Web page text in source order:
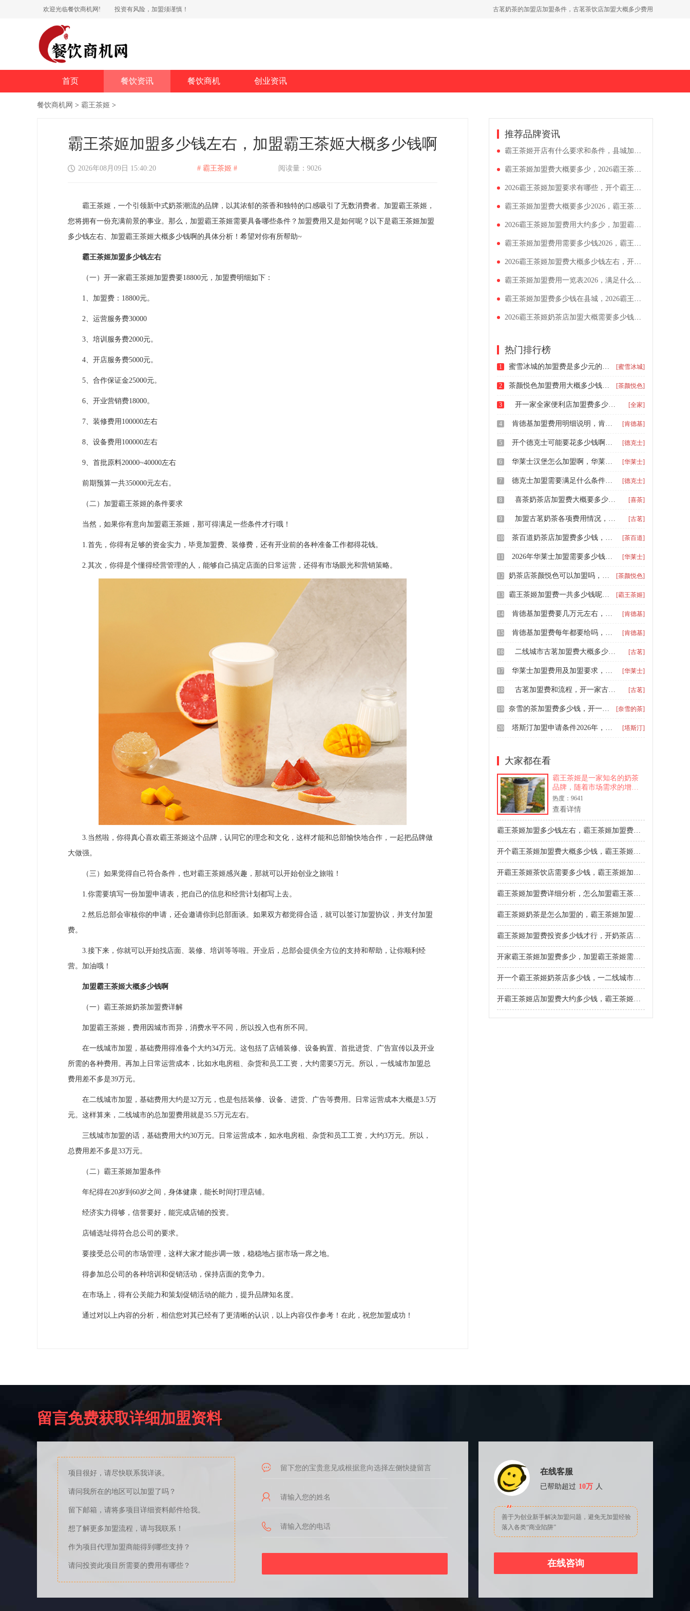
欢迎光临餐饮商机网! 投资有风险，加盟须谨慎！ 古茗奶茶的加盟店加盟条件，古茗茶饮店加盟大概多少费用
首页 餐饮资讯 餐饮商机 创业资讯
餐饮商机网 > 霸王茶姬 >
霸王茶姬加盟多少钱左右，加盟霸王茶姬大概多少钱啊
2026年08月09日 15:40:20 # 霸王茶姬 # 阅读量：9026
霸王茶姬，一个引领新中式奶茶潮流的品牌，以其浓郁的茶香和独特的口感吸引了无数消费者。加盟霸王茶姬，
您将拥有一份充满前景的事业。那么，加盟霸王茶姬需要具备哪些条件？加盟费用又是如何呢？以下是霸王茶姬加盟
多少钱左右、加盟霸王茶姬大概多少钱啊的具体分析！希望对你有所帮助~
霸王茶姬加盟多少钱左右
（一）开一家霸王茶姬加盟费要18800元，加盟费明细如下：
1、加盟费：18800元。
2、运营服务费30000
3、培训服务费2000元。
4、开店服务费5000元。
5、合作保证金25000元。
6、开业营销费18000。
7、装修费用100000左右
8、设备费用100000左右
9、首批原料20000~40000左右
前期预算一共350000元左右。
（二）加盟霸王茶姬的条件要求
当然，如果你有意向加盟霸王茶姬，那可得满足一些条件才行哦！
1.首先，你得有足够的资金实力，毕竟加盟费、装修费，还有开业前的各种准备工作都得花钱。
2.其次，你得是个懂得经营管理的人，能够自己搞定店面的日常运营，还得有市场眼光和营销策略。
3.当然啦，你得真心喜欢霸王茶姬这个品牌，认同它的理念和文化，这样才能和总部愉快地合作，一起把品牌做
大做强。
（三）如果觉得自己符合条件，也对霸王茶姬感兴趣，那就可以开始创业之旅啦！
1.你需要填写一份加盟申请表，把自己的信息和经营计划都写上去。
2.然后总部会审核你的申请，还会邀请你到总部面谈。如果双方都觉得合适，就可以签订加盟协议，并支付加盟
费。
3.接下来，你就可以开始找店面、装修、培训等等啦。开业后，总部会提供全方位的支持和帮助，让你顺利经
营。加油哦！
加盟霸王茶姬大概多少钱啊
（一）霸王茶姬奶茶加盟费详解
加盟霸王茶姬，费用因城市而异，消费水平不同，所以投入也有所不同。
在一线城市加盟，基础费用得准备个大约34万元。这包括了店铺装修、设备购置、首批进货、广告宣传以及开业
所需的各种费用。再加上日常运营成本，比如水电房租、杂货和员工工资，大约需要5万元。所以，一线城市加盟总
费用差不多是39万元。
在二线城市加盟，基础费用大约是32万元，也是包括装修、设备、进货、广告等费用。日常运营成本大概是3.5万
元。这样算来，二线城市的总加盟费用就是35.5万元左右。
三线城市加盟的话，基础费用大约30万元。日常运营成本，如水电房租、杂货和员工工资，大约3万元。所以，
总费用差不多是33万元。
（二）霸王茶姬加盟条件
年纪得在20岁到60岁之间，身体健康，能长时间打理店铺。
经济实力得够，信誉要好，能完成店铺的投资。
店铺选址得符合总公司的要求。
要接受总公司的市场管理，这样大家才能步调一致，稳稳地占据市场一席之地。
得参加总公司的各种培训和促销活动，保持店面的竞争力。
在市场上，得有公关能力和策划促销活动的能力，提升品牌知名度。
通过对以上内容的分析，相信您对其已经有了更清晰的认识，以上内容仅作参考！在此，祝您加盟成功！
推荐品牌资讯
霸王茶姬开店有什么要求和条件，县城加盟霸王茶姬大概多少钱
霸王茶姬加盟费大概要多少，2026霸王茶姬加盟价目表怎么看
2026霸王茶姬加盟要求有哪些，开个霸王茶姬店铺需要多少资金
霸王茶姬加盟费大概要多少2026，霸王茶姬加盟条件及流程标准
2026霸王茶姬加盟费用大约多少，加盟霸王茶姬有哪些优势
霸王茶姬加盟费用需要多少钱2026，霸王茶姬开店成本费用详解
2026霸王茶姬加盟费大概多少钱左右，开一家奶茶店需要准备什么
霸王茶姬加盟费用一览表2026，满足什么要求可以开霸王茶姬店
霸王茶姬加盟费多少钱在县城，2026霸王茶姬加盟条件明细表
2026霸王茶姬奶茶店加盟大概需要多少钱，霸王茶姬四线城市加盟要多少钱
热门排行榜
1 蜜雪冰城的加盟费是多少元的，蜜雪冰城加盟流程及费用是多少 [蜜雪冰城]
2 茶颜悦色加盟费用大概多少钱啊，茶颜悦色开店加盟价格表 [茶颜悦色]
3 开一家全家便利店加盟费多少钱，全家便利店加盟费及加盟条件 [全家]
4 肯德基加盟费用明细说明，肯德基加盟条件详情 [肯德基]
5 开个德克士可能要花多少钱啊，2026德克士汉堡加盟详细流程一览 [德克士]
6 华莱士汉堡怎么加盟啊，华莱士汉堡炸鸡怎么加盟 [华莱士]
7 德克士加盟需要满足什么条件，德克士汉堡加盟费用要多少 [德克士]
8 喜茶奶茶店加盟费大概要多少，喜茶饮品加盟费用标准及条件 [喜茶]
9 加盟古茗奶茶各项费用情况，如何加盟一家古茗奶茶店 [古茗]
10 茶百道奶茶店加盟费多少钱，开一家茶百道奶茶要多少钱 [茶百道]
11 2026年华莱士加盟需要多少钱，华莱士汉堡加盟餐饮的优势是什么 [华莱士]
12 奶茶店茶颜悦色可以加盟吗，茶颜悦色加盟店需要哪些条件 [茶颜悦色]
13 霸王茶姬加盟费一共多少钱呢，县城加盟霸王茶姬大概多少钱 [霸王茶姬]
14 肯德基加盟费要几万元左右，小县城肯德基加盟费多少万元 [肯德基]
15 肯德基加盟费每年都要给吗，县城可以加盟肯德基多少钱 [肯德基]
16 二线城市古茗加盟费大概多少万元，古茗的加盟条件及费用是多少钱 [古茗]
17 华莱士加盟费用及加盟要求，加盟一家华莱士需要多少钱啊 [华莱士]
18 古茗加盟费和流程，开一家古茗是多少钱 [古茗]
19 奈雪的茶加盟费多少钱，开一家奈雪的茶加盟店多少钱 [奈雪的茶]
20 塔斯汀加盟申请条件2026年，开一间塔斯汀需要什么加盟条件 [塔斯汀]
大家都在看
霸王茶姬是一家知名的奶茶
品牌，随着市场需求的增
长，越来越多的创业者选择
加盟霸王茶姬来开设奶茶
店。随着霸王茶姬的门店遍
成为了众多投资者关注的焦
点。想要加盟这个热门品
牌，那么接
热度：9641
查看详情
霸王茶姬加盟多少钱左右，霸王茶姬加盟费明细表2024
开个霸王茶姬加盟费大概多少钱，霸王茶姬加盟多少钱
开霸王茶姬茶饮店需要多少钱，霸王茶姬加盟费用及开店条件要求
霸王茶姬加盟费详细分析，怎么加盟霸王茶姬茶饮店
霸王茶姬奶茶是怎么加盟的，霸王茶姬加盟多少钱可以开店
霸王茶姬加盟费投资多少钱才行，开奶茶店需要多少钱和多少设备
开家霸王茶姬加盟费多少，加盟霸王茶姬需要哪些条件
开一个霸王茶姬奶茶店多少钱，一二线城市加盟霸王茶姬需要多少钱
开霸王茶姬店加盟费大约多少钱，霸王茶姬一般包含什么加盟流程及条件
留言免费获取详细加盟资料
项目很好，请尽快联系我详谈。
请问我所在的地区可以加盟了吗？
留下邮箱，请将多项目详细资料邮件给我。
想了解更多加盟流程，请与我联系！
作为项目代理加盟商能得到哪些支持？
请问投资此项目所需要的费用有哪些？
在线客服
已帮助超过 10万 人
善于为创业新手解决加盟问题，避免无加盟经验
落入各类“商业陷阱”
在线咨询